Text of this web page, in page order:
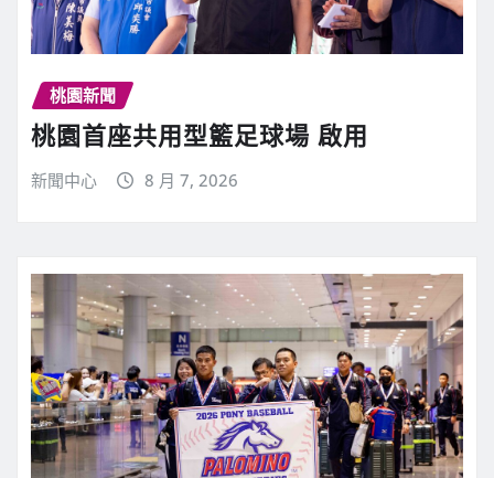
桃園新聞
桃園首座共用型籃足球場 啟用
新聞中心 8 月 7, 2026